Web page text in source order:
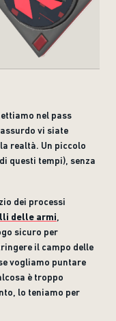
nel pass
vi siate
realtà. Un piccolo
questi tempi), senza
dei processi
delle armi
sicuro per
il campo delle
vogliamo puntare
è troppo
lo teniamo per